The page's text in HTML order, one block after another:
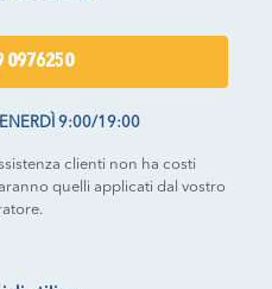
0976250
9:00/19:00
clienti non ha costi
quelli applicati dal vostro